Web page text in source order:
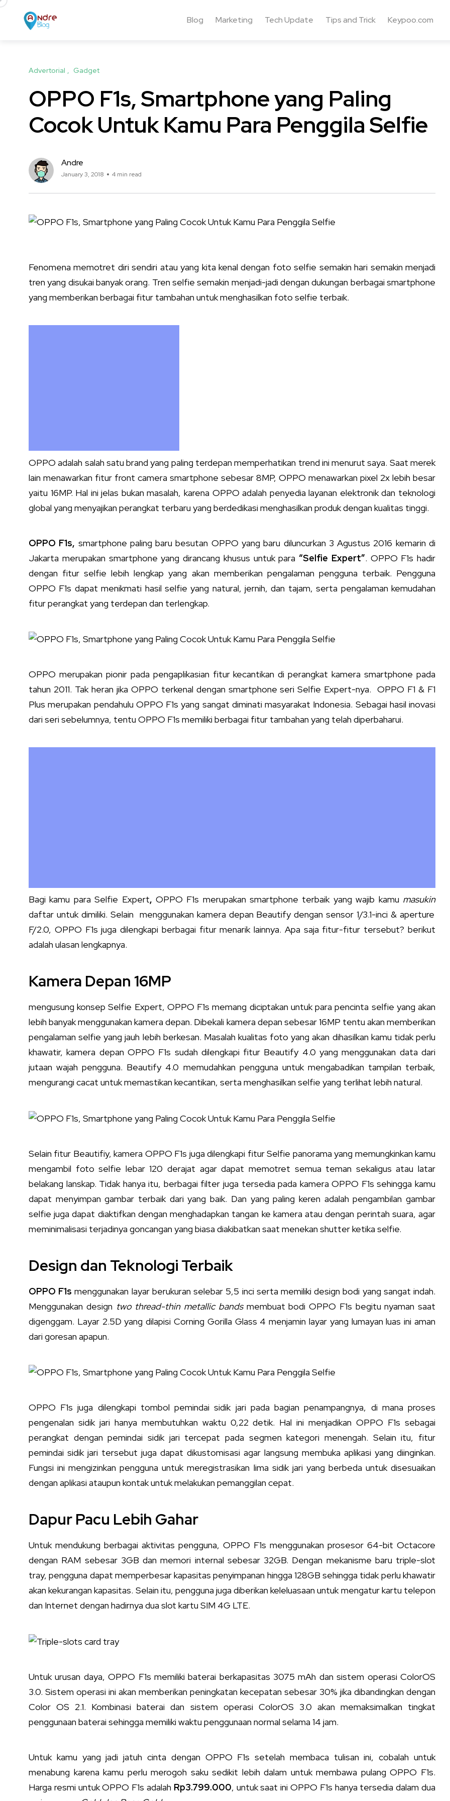
Blog Marketing Tech Update Tips and Trick Keypoo.com
Advertorial Gadget
OPPO F1s, Smartphone yang Paling
Cocok Untuk Kamu Para Penggila Selfie
Andre
January 3, 2018 4 min read
Fenomena memotret diri sendiri atau yang kita kenal dengan foto selfie semakin hari semakin menjadi
tren yang disukai banyak orang. Tren selfie semakin menjadi-jadi dengan dukungan berbagai smartphone
yang memberikan berbagai fitur tambahan untuk menghasilkan foto selfie terbaik.
OPPO adalah salah satu brand yang paling terdepan memperhatikan trend ini menurut saya. Saat merek
lain menawarkan fitur front camera smartphone sebesar 8MP, OPPO menawarkan pixel 2x lebih besar
yaitu 16MP. Hal ini jelas bukan masalah, karena OPPO adalah penyedia layanan elektronik dan teknologi
global yang menyajikan perangkat terbaru yang berdedikasi menghasilkan produk dengan kualitas tinggi.
OPPO F1s, smartphone paling baru besutan OPPO yang baru diluncurkan 3 Agustus 2016 kemarin di
Jakarta merupakan smartphone yang dirancang khusus untuk para “Selfie Expert”. OPPO F1s hadir
dengan fitur selfie lebih lengkap yang akan memberikan pengalaman pengguna terbaik. Pengguna
OPPO F1s dapat menikmati hasil selfie yang natural, jernih, dan tajam, serta pengalaman kemudahan
fitur perangkat yang terdepan dan terlengkap.
OPPO merupakan pionir pada pengaplikasian fitur kecantikan di perangkat kamera smartphone pada
tahun 2011. Tak heran jika OPPO terkenal dengan smartphone seri Selfie Expert-nya. OPPO F1 & F1
Plus merupakan pendahulu OPPO F1s yang sangat diminati masyarakat Indonesia. Sebagai hasil inovasi
dari seri sebelumnya, tentu OPPO F1s memiliki berbagai fitur tambahan yang telah diperbaharui.
Bagi kamu para Selfie Expert, OPPO F1s merupakan smartphone terbaik yang wajib kamu masukin
daftar untuk dimiliki. Selain menggunakan kamera depan Beautify dengan sensor 1/3.1-inci & aperture
F/2.0, OPPO F1s juga dilengkapi berbagai fitur menarik lainnya. Apa saja fitur-fitur tersebut? berikut
adalah ulasan lengkapnya.
Kamera Depan 16MP
mengusung konsep Selfie Expert, OPPO F1s memang diciptakan untuk para pencinta selfie yang akan
lebih banyak menggunakan kamera depan. Dibekali kamera depan sebesar 16MP tentu akan memberikan
pengalaman selfie yang jauh lebih berkesan. Masalah kualitas foto yang akan dihasilkan kamu tidak perlu
khawatir, kamera depan OPPO F1s sudah dilengkapi fitur Beautify 4.0 yang menggunakan data dari
jutaan wajah pengguna. Beautify 4.0 memudahkan pengguna untuk mengabadikan tampilan terbaik,
mengurangi cacat untuk memastikan kecantikan, serta menghasilkan selfie yang terlihat lebih natural.
Selain fitur Beautifiy, kamera OPPO F1s juga dilengkapi fitur Selfie panorama yang memungkinkan kamu
mengambil foto selfie lebar 120 derajat agar dapat memotret semua teman sekaligus atau latar
belakang lanskap. Tidak hanya itu, berbagai filter juga tersedia pada kamera OPPO F1s sehingga kamu
dapat menyimpan gambar terbaik dari yang baik. Dan yang paling keren adalah pengambilan gambar
selfie juga dapat diaktifkan dengan menghadapkan tangan ke kamera atau dengan perintah suara, agar
meminimalisasi terjadinya goncangan yang biasa diakibatkan saat menekan shutter ketika selfie.
Design dan Teknologi Terbaik
OPPO F1s menggunakan layar berukuran selebar 5,5 inci serta memiliki design bodi yang sangat indah.
Menggunakan design two thread-thin metallic bands membuat bodi OPPO F1s begitu nyaman saat
digenggam. Layar 2.5D yang dilapisi Corning Gorilla Glass 4 menjamin layar yang lumayan luas ini aman
dari goresan apapun.
OPPO F1s juga dilengkapi tombol pemindai sidik jari pada bagian penampangnya, di mana proses
pengenalan sidik jari hanya membutuhkan waktu 0,22 detik. Hal ini menjadikan OPPO F1s sebagai
perangkat dengan pemindai sidik jari tercepat pada segmen kategori menengah. Selain itu, fitur
pemindai sidik jari tersebut juga dapat dikustomisasi agar langsung membuka aplikasi yang diinginkan.
Fungsi ini mengizinkan pengguna untuk meregistrasikan lima sidik jari yang berbeda untuk disesuaikan
dengan aplikasi ataupun kontak untuk melakukan pemanggilan cepat.
Dapur Pacu Lebih Gahar
Untuk mendukung berbagai aktivitas pengguna, OPPO F1s menggunakan prosesor 64-bit Octacore
dengan RAM sebesar 3GB dan memori internal sebesar 32GB. Dengan mekanisme baru triple-slot
tray, pengguna dapat memperbesar kapasitas penyimpanan hingga 128GB sehingga tidak perlu khawatir
akan kekurangan kapasitas. Selain itu, pengguna juga diberikan keleluasaan untuk mengatur kartu telepon
dan Internet dengan hadirnya dua slot kartu SIM 4G LTE.
Untuk urusan daya, OPPO F1s memiliki baterai berkapasitas 3075 mAh dan sistem operasi ColorOS
3.0. Sistem operasi ini akan memberikan peningkatan kecepatan sebesar 30% jika dibandingkan dengan
Color OS 2.1. Kombinasi baterai dan sistem operasi ColorOS 3.0 akan memaksimalkan tingkat
penggunaan baterai sehingga memiliki waktu penggunaan normal selama 14 jam.
Untuk kamu yang jadi jatuh cinta dengan OPPO F1s setelah membaca tulisan ini, cobalah untuk
menabung karena kamu perlu merogoh saku sedikit lebih dalam untuk membawa pulang OPPO F1s.
Harga resmi untuk OPPO F1s adalah Rp3.799.000, untuk saat ini OPPO F1s hanya tersedia dalam dua